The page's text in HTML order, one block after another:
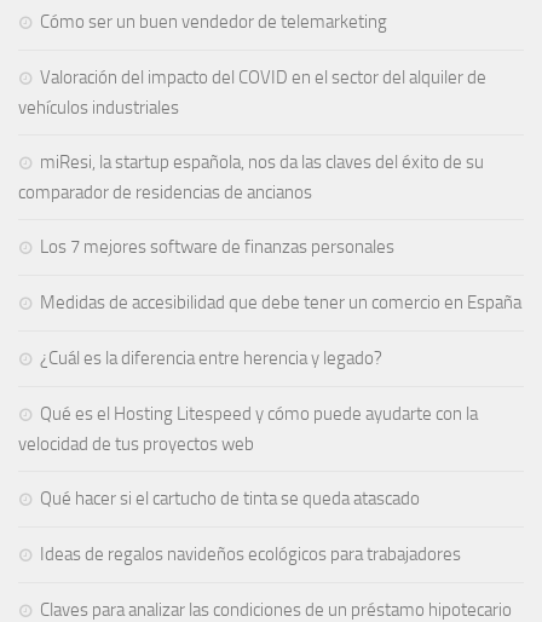
Cómo ser un buen vendedor de telemarketing
Valoración del impacto del COVID en el sector del alquiler de
vehículos industriales
miResi, la startup española, nos da las claves del éxito de su
comparador de residencias de ancianos
Los 7 mejores software de finanzas personales
Medidas de accesibilidad que debe tener un comercio en España
¿Cuál es la diferencia entre herencia y legado?
Qué es el Hosting Litespeed y cómo puede ayudarte con la
velocidad de tus proyectos web
Qué hacer si el cartucho de tinta se queda atascado
Ideas de regalos navideños ecológicos para trabajadores
Claves para analizar las condiciones de un préstamo hipotecario